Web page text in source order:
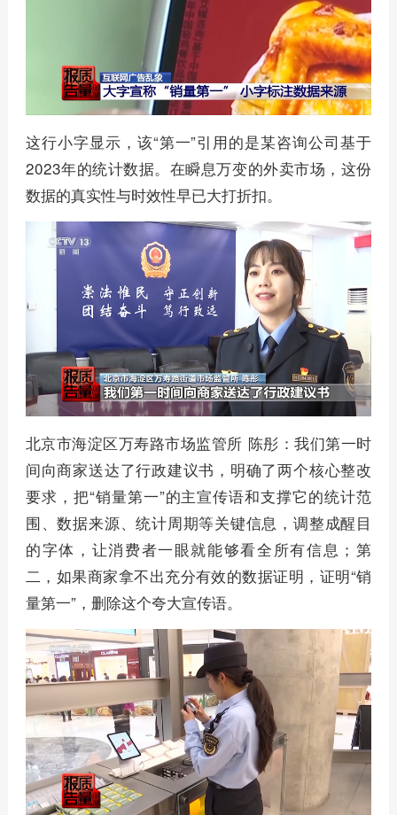
这行小字显示，该“第一”引用的是某咨询公司基于
2023年的统计数据。在瞬息万变的外卖市场，这份
数据的真实性与时效性早已大打折扣。
北京市海淀区万寿路市场监管所 陈彤：我们第一时
间向商家送达了行政建议书，明确了两个核心整改
要求，把“销量第一”的主宣传语和支撑它的统计范
围、数据来源、统计周期等关键信息，调整成醒目
的字体，让消费者一眼就能够看全所有信息；第
二，如果商家拿不出充分有效的数据证明，证明“销
量第一”，删除这个夸大宣传语。